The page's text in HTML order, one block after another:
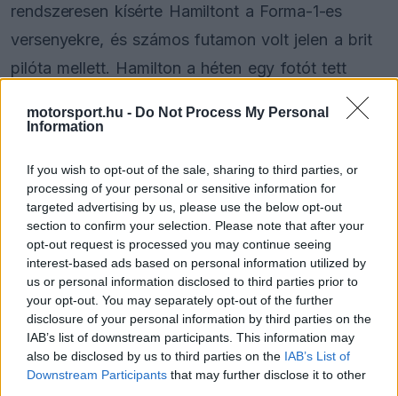
motorsport.hu - Do Not Process My Personal
Information
If you wish to opt-out of the sale, sharing to third parties, or
processing of your personal or sensitive information for
targeted advertising by us, please use the below opt-out
section to confirm your selection. Please note that after your
opt-out request is processed you may continue seeing
interest-based ads based on personal information utilized by
us or personal information disclosed to third parties prior to
your opt-out. You may separately opt-out of the further
disclosure of your personal information by third parties on the
IAB’s list of downstream participants. This information may
also be disclosed by us to third parties on the IAB’s List of
Downstream Participants that may further disclose it to other
rendszeresen kísérte Hamiltont a Forma-1-es
versenyekre, és számos futamon volt jelen a brit
pilóta mellett. Hamilton a héten egy fotót tett
kutya beteg, és arra kérte követőit, hogy
A Ferrari versenyzője eredetileg részt vett volna a
Pirelli gumitesztjén Mugellóban, azonban végül
Csou Kuan-jü ugrott be a helyére, és a csapat
nem közölte az okokat. Hamilton távolmaradása
minden bizonnyal kedvence állapotával függ
össze, mivel a pilóta elárulta, hogy Roscoe szíve
megállt, és az állatorvosnak újra kellett indítania.